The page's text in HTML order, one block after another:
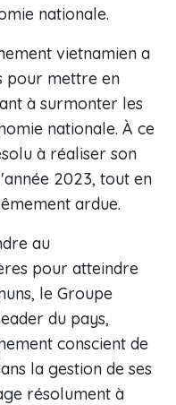
nationale.
vietnamien a
pour mettre en
à surmonter les
nationale. À ce
à réaliser son
2023, tout en
ardue.
au
pour atteindre
le Groupe
du pays,
conscient de
la gestion de ses
résolument à